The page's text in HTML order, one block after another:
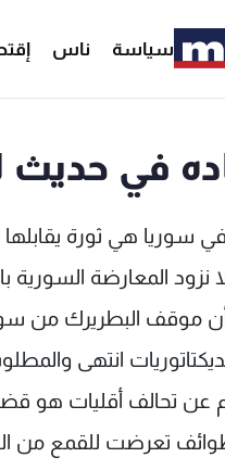
سياسة ناس
في حديث
في سوريا هي ثورة
نزود المعارضة السورية
موقف البطريرك من
انتهى
عن تحالف أقليات هو
تعرضت للقمع من